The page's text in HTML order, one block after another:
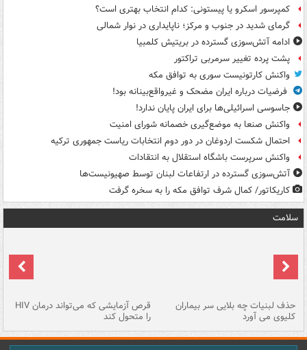
کمپرسور اسکرو یا پیستونی: کدام انتخاب بهتری است؟
گرمای شدید در جنوب و مرکز؛ ناپایداری در نوار شمالی
ادامه آتش‌سوزی گسترده در بریتیش کلمبیا
پشت پرده تغییر سرمربی تراکتور
واکنش کارتونیست سوری به توافق مکه
فرضیات درباره ایران مضحک و غیرواقع‌بینانه بود!
جاسوسی اسرائیلی‌ها برای ایران پایان ندارد!
واکنش صنعا به موضع‌گیری خصمانه شورای امنیت
احتمال شکست اردوغان در دور دوم انتخابات ریاست جمهوری ترکیه
واکنش سرپرست باشگاه استقلال به انتقادات
آتش‌سوزی گسترده در ارتفاعات لبنان توسط صهیونیست‌ها
کاریکاتور/ کمال شرف توافق مکه را به سخره گرفت
سلامت
حذف لبنیات چه بلایی سر بیماران
کلیوی می آورد
قرص آزمایشی که می‌تواند درمان HIV
را متحول کند